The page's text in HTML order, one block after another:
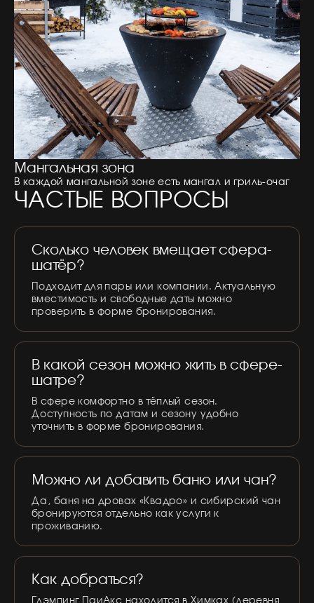
Мангальная зона
В каждой мангальной зоне есть мангал и гриль-очаг
ЧАСТЫЕ ВОПРОСЫ
Сколько человек вмещает сфера-
шатёр?
Подходит для пары или компании. Актуальную
вместимость и свободные даты можно
проверить в форме бронирования.
В какой сезон можно жить в сфере-
шатре?
В сфере комфортно в тёплый сезон.
Доступность по датам и сезону удобно
уточнить в форме бронирования.
Можно ли добавить баню или чан?
Да, баня на дровах «Квадро» и сибирский чан
бронируются отдельно как услуги к
проживанию.
Как добраться?
Глэмпинг ПаиАкс находится в Химках (деревня